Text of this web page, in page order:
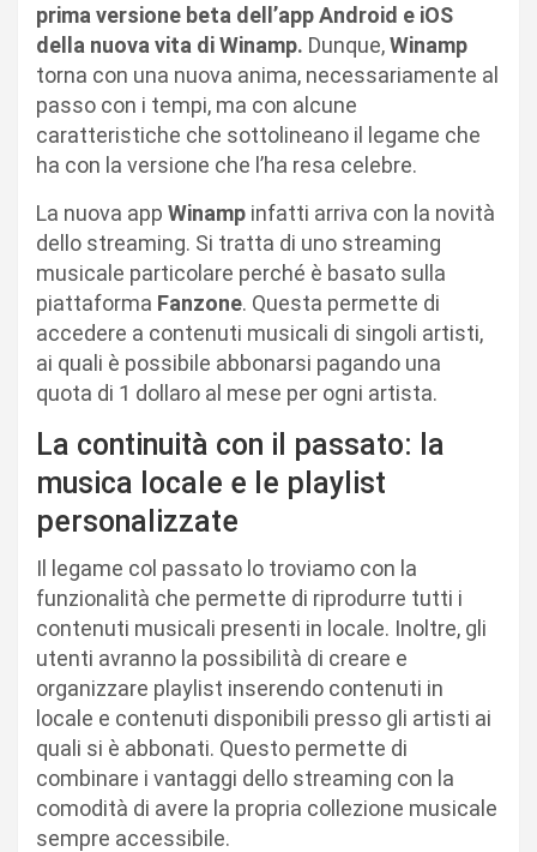
prima versione beta dell’app Android e iOS
della nuova vita di Winamp. Dunque,Winamp
torna con una nuova anima, necessariamente al
passo con i tempi, ma con alcune
caratteristiche che sottolineano il legame che
ha con la versione che l’ha resa celebre.
La nuova app Winamp infatti arriva con la novità
dello streaming. Si tratta di uno streaming
musicale particolare perché è basato sulla
piattaforma Fanzone. Questa permette di
accedere a contenuti musicali di singoli artisti,
ai quali è possibile abbonarsi pagando una
quota di 1 dollaro al mese per ogni artista.
La continuità con il passato: la
musica locale e le playlist
personalizzate
Il legame col passato lo troviamo con la
funzionalità che permette di riprodurre tutti i
contenuti musicali presenti in locale. Inoltre, gli
utenti avranno la possibilità di creare e
organizzare playlist inserendo contenuti in
locale e contenuti disponibili presso gli artisti ai
quali si è abbonati. Questo permette di
combinare i vantaggi dello streaming con la
comodità di avere la propria collezione musicale
sempre accessibile.